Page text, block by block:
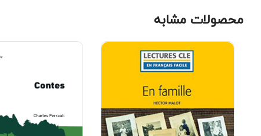
محصولات مشابه